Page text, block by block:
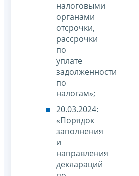
налоговыми
органами
отсрочки,
рассрочки
по
уплате
задолженности
по
налогам»;
20.03.2024:
«Порядок
заполнения
и
направления
деклараций